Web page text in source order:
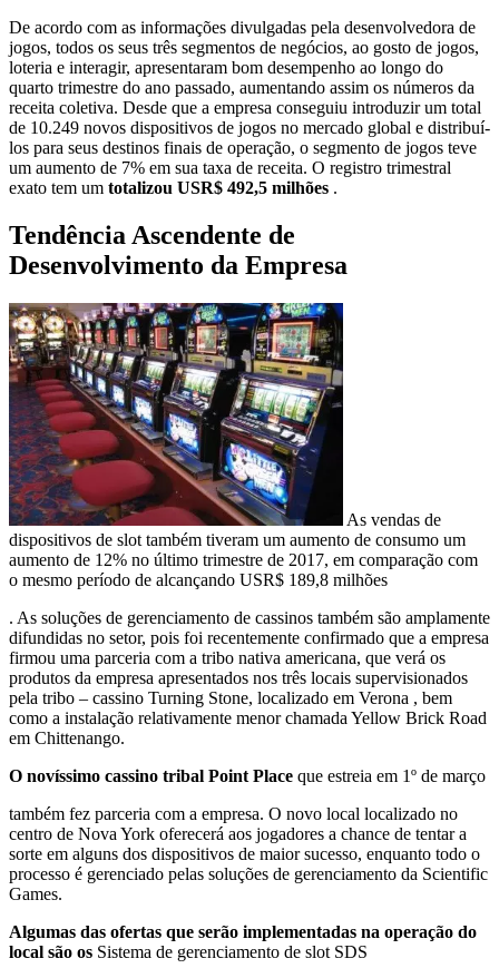
De acordo com as informações divulgadas pela desenvolvedora de
jogos, todos os seus três segmentos de negócios, ao gosto de jogos,
loteria e interagir, apresentaram bom desempenho ao longo do
quarto trimestre do ano passado, aumentando assim os números da
receita coletiva. Desde que a empresa conseguiu introduzir um total
de 10.249 novos dispositivos de jogos no mercado global e distribuí-
los para seus destinos finais de operação, o segmento de jogos teve
um aumento de 7% em sua taxa de receita. O registro trimestral
exato tem um totalizou USR$ 492,5 milhões .
Tendência Ascendente de
Desenvolvimento da Empresa
As vendas de
dispositivos de slot também tiveram um aumento de consumo um
aumento de 12% no último trimestre de 2017, em comparação com
o mesmo período de alcançando USR$ 189,8 milhões
. As soluções de gerenciamento de cassinos também são amplamente
difundidas no setor, pois foi recentemente confirmado que a empresa
firmou uma parceria com a tribo nativa americana, que verá os
produtos da empresa apresentados nos três locais supervisionados
pela tribo – cassino Turning Stone, localizado em Verona , bem
como a instalação relativamente menor chamada Yellow Brick Road
em Chittenango.
O novíssimo cassino tribal Point Place que estreia em 1º de março
também fez parceria com a empresa. O novo local localizado no
centro de Nova York oferecerá aos jogadores a chance de tentar a
sorte em alguns dos dispositivos de maior sucesso, enquanto todo o
processo é gerenciado pelas soluções de gerenciamento da Scientific
Games.
Algumas das ofertas que serão implementadas na operação do
local são os Sistema de gerenciamento de slot SDS